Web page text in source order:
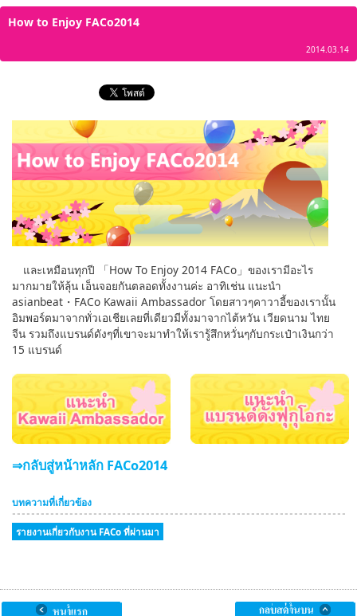
한국어
tiéng Viêt
Bahasa Indonesia
How to Enjoy FACo2014
2014.03.14
และเหมือนทุกปี 「How To Enjoy 2014 FACo」ของเรามีอะไร
มากมายให้ลุ้น เอ็นจอยกันตลอดทั้งงานค่ะ อาทิเช่น แนะนำ
asianbeat・FACo Kawaii Ambassador โดยสาวๆคาวาอี้ของเรานั้น
อิมพอร์ตมาจากทั่วเอเชียเลยที่เดียวมีทั้งมาจากไต้หวัน เวียดนาม ไทย
จีน รวมถึงแบรนด์ดังๆที่เขาจะมาทำให้เรารู้สึกหวั่นๆกับกระเป๋าเงินกว่า
15 แบรนด์
⇒กลับสู่หน้าหลัก FACo2014
บทความที่เกี่ยวข้อง
รายงานเกี่ยวกับงาน FACo ที่ผ่านมา